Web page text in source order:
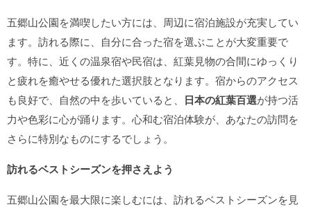
五郷山公園を満喫したい方には、周辺に宿泊施設が充実してい
ます。訪れる際に、自分に合った宿を選ぶことが大変重要で
す。特に、近くの温泉宿や民宿は、紅葉見物の合間にゆっくり
と疲れを癒やせる優れた選択肢となります。宿からのアクセス
も良好で、自然の中を歩いていると、 日本の紅葉百選が持つ活
力や色彩に心が踊ります。心和む宿泊体験が、あなたの訪問を
さらに特別なものにするでしょう。
訪れるベストシーズンを押さえよう
五郷山公園を最大限に楽しむには、訪れるベストシーズンを見